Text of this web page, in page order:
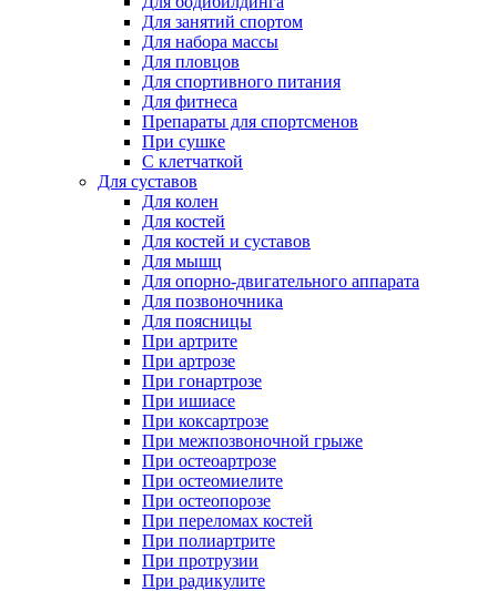
Для занятий спортом
Для набора массы
Для пловцов
Для спортивного питания
Для фитнеса
Препараты для спортсменов
При сушке
С клетчаткой
Для суставов
Для колен
Для костей
Для костей и суставов
Для мышц
Для опорно-двигательного аппарата
Для позвоночника
Для поясницы
При артрите
При артрозе
При гонартрозе
При ишиасе
При коксартрозе
При межпозвоночной грыже
При остеоартрозе
При остеомиелите
При остеопорозе
При переломах костей
При полиартрите
При протрузии
При радикулите